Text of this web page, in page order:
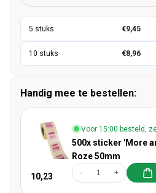
€9,45
€8,96
Handig mee te bestellen:
10,23
Voor 15:00 besteld,
500x sticker 'More
Roze 50mm
- +